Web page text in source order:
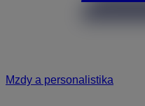
Mzdy a personalistika